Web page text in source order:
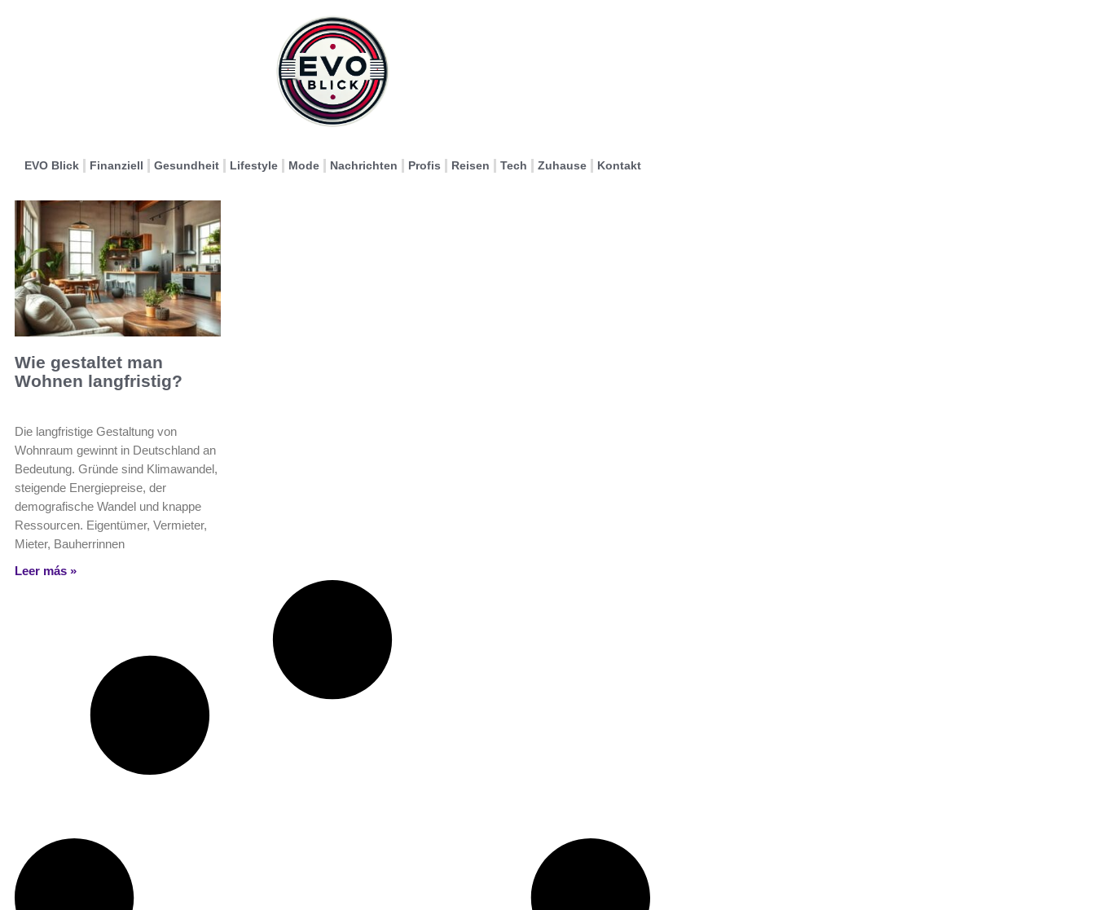
EVO Blick Finanziell Gesundheit Lifestyle Mode Nachrichten Profis Reisen Tech Zuhause Kontakt
Wie gestaltet man
Wohnen langfristig?
Die langfristige Gestaltung von
Wohnraum gewinnt in Deutschland an
Bedeutung. Gründe sind Klimawandel,
steigende Energiepreise, der
demografische Wandel und knappe
Ressourcen. Eigentümer, Vermieter,
Mieter, Bauherrinnen
Leer más »